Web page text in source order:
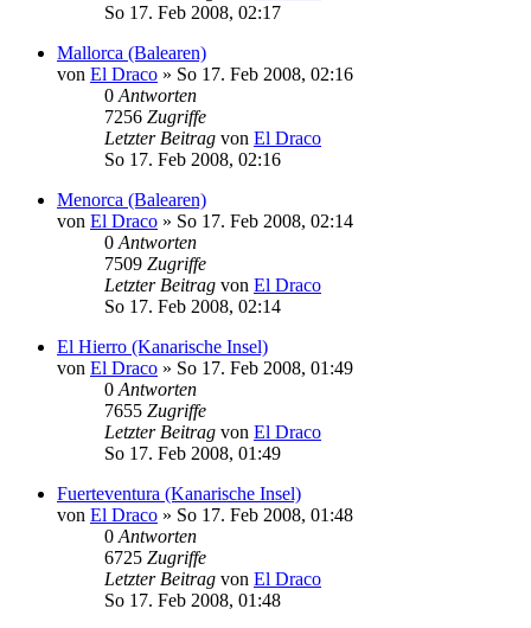
So 17. Feb 2008, 02:17
Mallorca (Balearen)
von El Draco » So 17. Feb 2008, 02:16
0 Antworten
7256 Zugriffe
Letzter Beitrag von El Draco
So 17. Feb 2008, 02:16
Menorca (Balearen)
von El Draco » So 17. Feb 2008, 02:14
0 Antworten
7509 Zugriffe
Letzter Beitrag von El Draco
So 17. Feb 2008, 02:14
El Hierro (Kanarische Insel)
von El Draco » So 17. Feb 2008, 01:49
0 Antworten
7655 Zugriffe
Letzter Beitrag von El Draco
So 17. Feb 2008, 01:49
Fuerteventura (Kanarische Insel)
von El Draco » So 17. Feb 2008, 01:48
0 Antworten
6725 Zugriffe
Letzter Beitrag von El Draco
So 17. Feb 2008, 01:48